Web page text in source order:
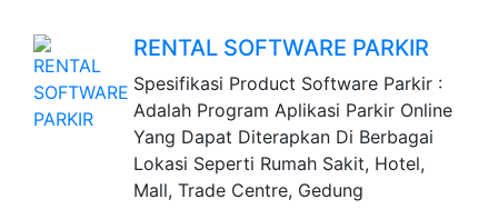
RENTAL SOFTWARE PARKIR
Spesifikasi Product Software Parkir :
Adalah Program Aplikasi Parkir Online
Yang Dapat Diterapkan Di Berbagai
Lokasi Seperti Rumah Sakit, Hotel,
Mall, Trade Centre, Gedung